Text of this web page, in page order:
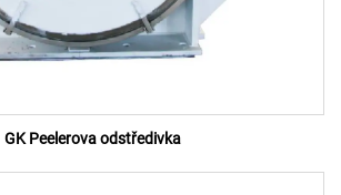
GK Peelerova odstředivka